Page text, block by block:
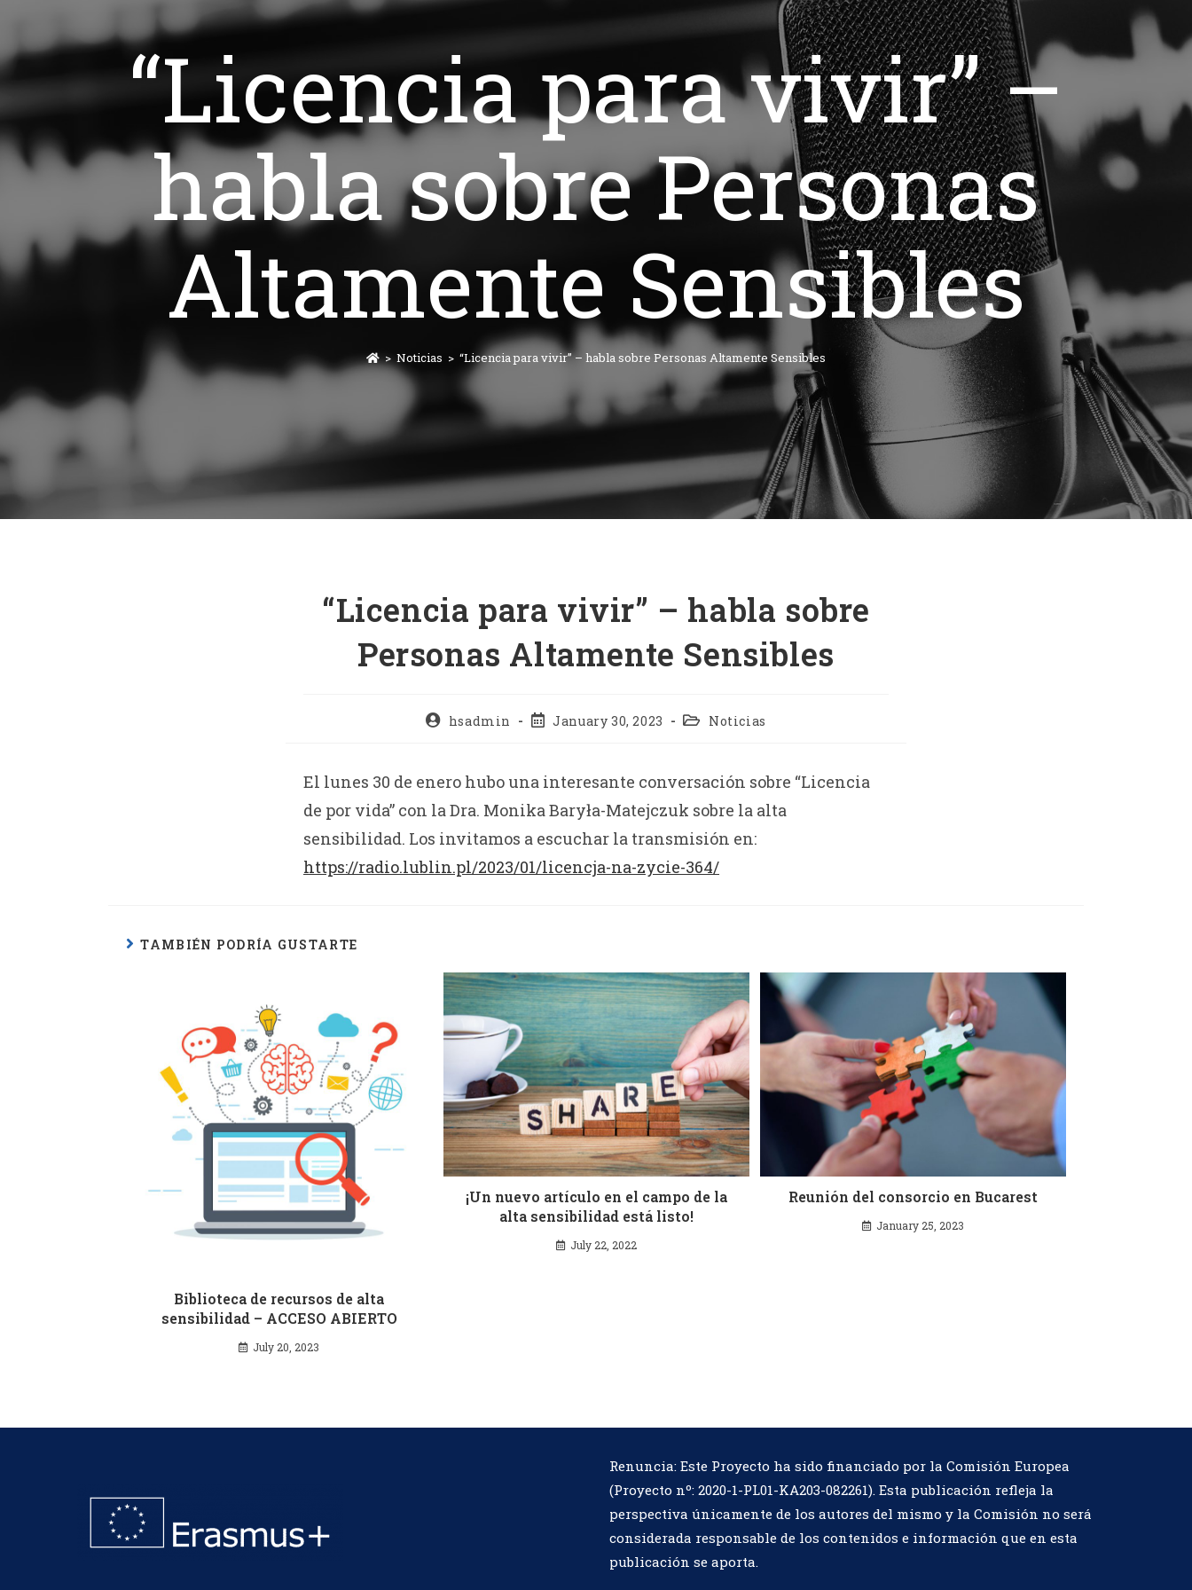
“Licencia para vivir” –
habla sobre Personas
Altamente Sensibles
> Noticias > “Licencia para vivir” – habla sobre Personas Altamente Sensibles
“Licencia para vivir” – habla sobre
Personas Altamente Sensibles
hsadmin January 30, 2023 Noticias
El lunes 30 de enero hubo una interesante conversación sobre “Licencia
de por vida” con la Dra. Monika Baryła-Matejczuk sobre la alta
sensibilidad. Los invitamos a escuchar la transmisión en:
https://radio.lublin.pl/2023/01/licencja-na-zycie-364/
TAMBIÉN PODRÍA GUSTARTE
Biblioteca de recursos de alta
sensibilidad – ACCESO ABIERTO
July 20, 2023
¡Un nuevo artículo en el campo de la
alta sensibilidad está listo!
July 22, 2022
Reunión del consorcio en Bucarest
January 25, 2023
Renuncia: Este Proyecto ha sido financiado por la Comisión Europea
(Proyecto nº: 2020-1-PL01-KA203-082261). Esta publicación refleja la
perspectiva únicamente de los autores del mismo y la Comisión no será
considerada responsable de los contenidos e información que en esta
publicación se aporta.